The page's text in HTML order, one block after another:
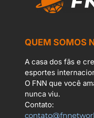
QUEM SOMOS
A casa dos fãs e
esportes
O FNN que você
nunca viu.
Contato: